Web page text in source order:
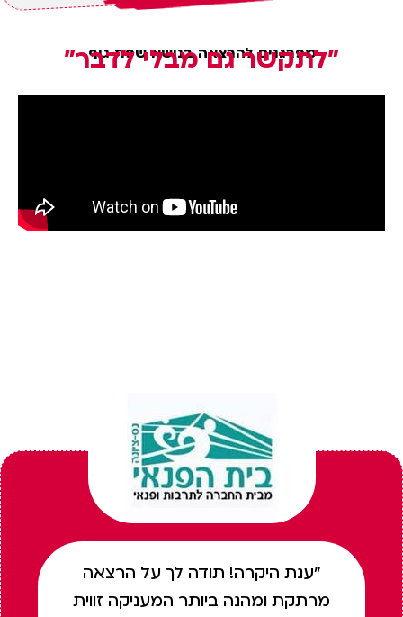
מפרגנים להרצאה בנושא שפת גוף
"לתקשר גם מבלי לדבר"
"ענת היקרה! תודה לך על הרצאה
מרתקת ומהנה ביותר המעניקה זווית